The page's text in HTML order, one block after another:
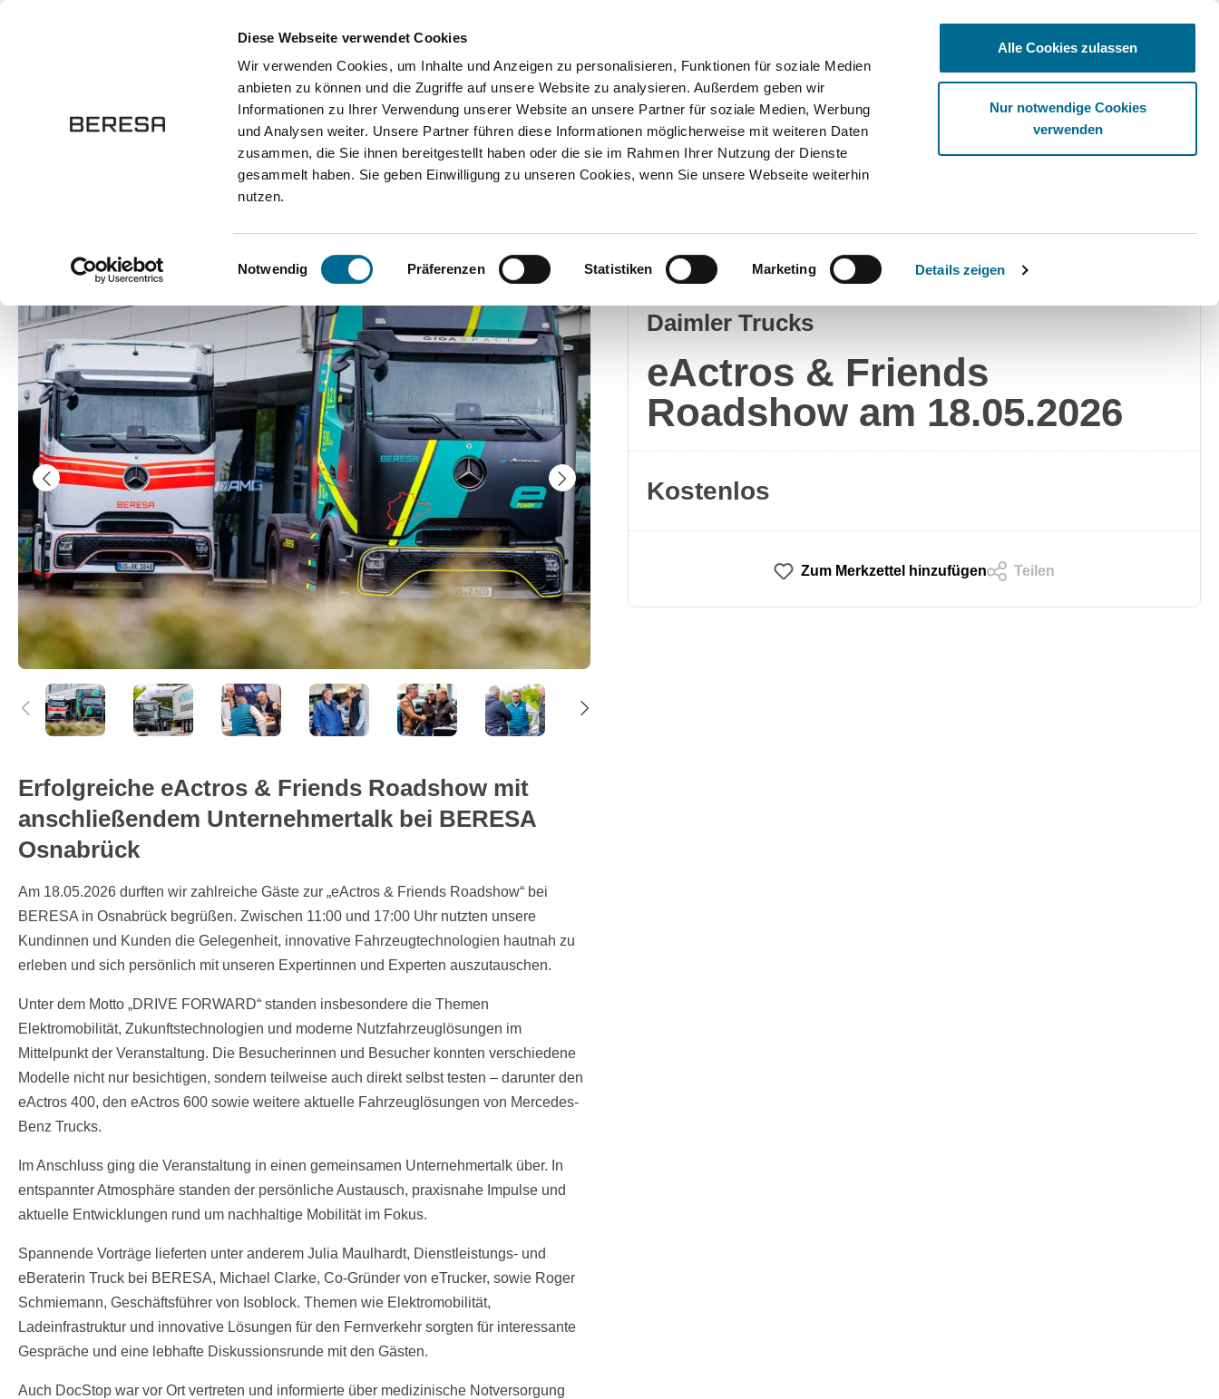
Diese Webseite verwendet Cookies
Wir verwenden Cookies, um Inhalte und Anzeigen zu personalisieren, Funktionen für soziale Medien
anbieten zu können und die Zugriffe auf unsere Website zu analysieren. Außerdem geben wir
Informationen zu Ihrer Verwendung unserer Website an unsere Partner für soziale Medien, Werbung
und Analysen weiter. Unsere Partner führen diese Informationen möglicherweise mit weiteren Daten
zusammen, die Sie ihnen bereitgestellt haben oder die sie im Rahmen Ihrer Nutzung der Dienste
gesammelt haben. Sie geben Einwilligung zu unseren Cookies, wenn Sie unsere Webseite weiterhin
nutzen.
Einwilligungsauswahl
Notwendig Präferenzen Statistiken Marketing Details zeigen
Alle Cookies zulassen
Nur notwendige Cookies
verwenden
Onlineshop
Events und Veranstaltungen
eActros & Friends Roadshow am 18.05.2026
Erfolgreiche eActros & Friends Roadshow mit
anschließendem Unternehmertalk bei BERESA
Osnabrück
Am 18.05.2026 durften wir zahlreiche Gäste zur „eActros & Friends Roadshow“ bei
BERESA in Osnabrück begrüßen. Zwischen 11:00 und 17:00 Uhr nutzten unsere
Kundinnen und Kunden die Gelegenheit, innovative Fahrzeugtechnologien hautnah zu
erleben und sich persönlich mit unseren Expertinnen und Experten auszutauschen.
Unter dem Motto „DRIVE FORWARD“ standen insbesondere die Themen
Elektromobilität, Zukunftstechnologien und moderne Nutzfahrzeuglösungen im
Mittelpunkt der Veranstaltung. Die Besucherinnen und Besucher konnten verschiedene
Modelle nicht nur besichtigen, sondern teilweise auch direkt selbst testen – darunter den
eActros 400, den eActros 600 sowie weitere aktuelle Fahrzeuglösungen von Mercedes-
Benz Trucks.
Im Anschluss ging die Veranstaltung in einen gemeinsamen Unternehmertalk über. In
entspannter Atmosphäre standen der persönliche Austausch, praxisnahe Impulse und
aktuelle Entwicklungen rund um nachhaltige Mobilität im Fokus.
Spannende Vorträge lieferten unter anderem Julia Maulhardt, Dienstleistungs- und
eBeraterin Truck bei BERESA, Michael Clarke, Co-Gründer von eTrucker, sowie Roger
Schmiemann, Geschäftsführer von Isoblock. Themen wie Elektromobilität,
Ladeinfrastruktur und innovative Lösungen für den Fernverkehr sorgten für interessante
Gespräche und eine lebhafte Diskussionsrunde mit den Gästen.
Auch DocStop war vor Ort vertreten und informierte über medizinische Notversorgung
Daimler Trucks
eActros & Friends
Roadshow am 18.05.2026
Kostenlos
Zum Merkzettel hinzufügen Teilen